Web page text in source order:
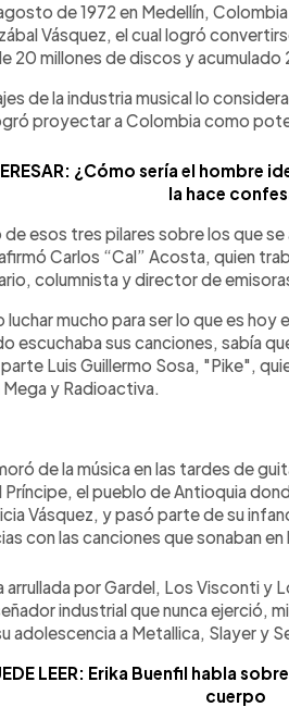
de 1972 en Medellín,
Vásquez, el cual logró
20 millones de discos y acumulado
de la industria musical lo
proyectar a Colombia como
¿Cómo sería el hombre
la hace
de esos tres pilares sobre los que
Carlos “Cal” Acosta, quien
columnista y director de
mucho para ser lo que es hoy
escuchaba sus canciones, sabía
Luis Guillermo Sosa, "Pike",
y Radioactiva.
de la música en las tardes de
Príncipe, el pueblo de Antioquia
Vásquez, y pasó parte de su
con las canciones que sonaban en
arrullada por Gardel, Los Visconti y
industrial que nunca ejerció,
adolescencia a Metallica, Slayer y
LEER: Erika Buenfil habla
cuerpo